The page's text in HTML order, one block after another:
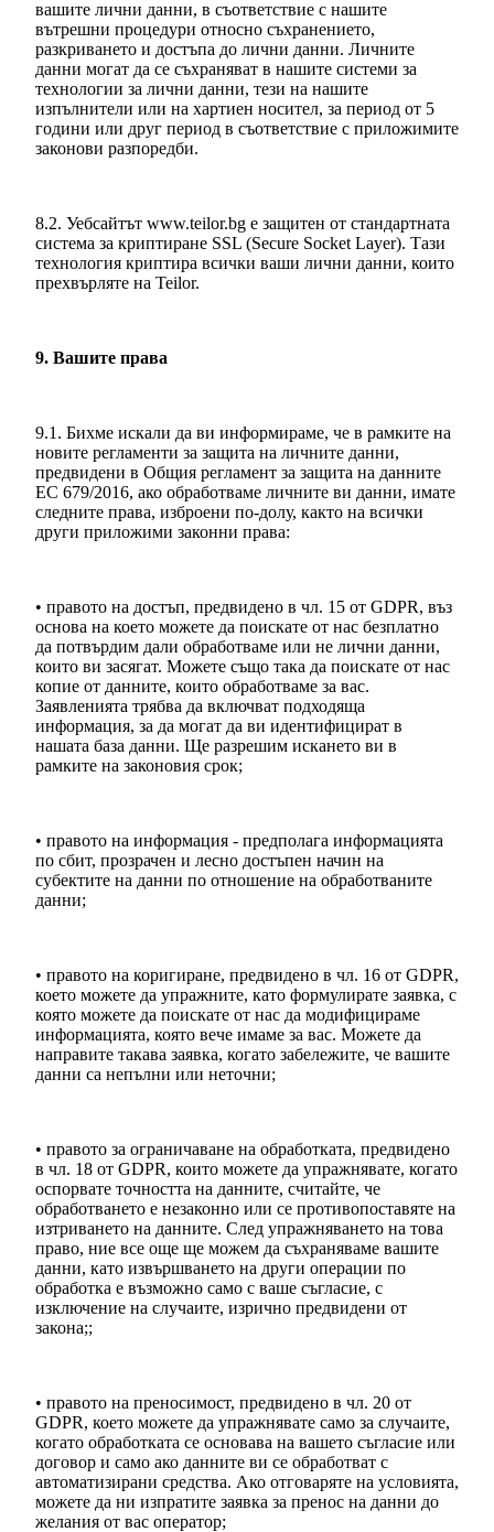
вашите лични данни, в съответствие с нашите
вътрешни процедури относно съхранението,
разкриването и достъпа до лични данни. Личните
данни могат да се съхраняват в нашите системи за
технологии за лични данни, тези на нашите
изпълнители или на хартиен носител, за период от 5
години или друг период в съответствие с приложимите
законови разпоредби.
8.2. Уебсайтът www.teilor.bg е защитен от стандартната
система за криптиране SSL (Secure Socket Layer). Тази
технология криптира всички ваши лични данни, които
прехвърляте на Teilor.
9. Вашите права
9.1. Бихме искали да ви информираме, че в рамките на
новите регламенти за защита на личните данни,
предвидени в Общия регламент за защита на данните
ЕС 679/2016, ако обработваме личните ви данни, имате
следните права, изброени по-долу, както на всички
други приложими законни права:
• правото на достъп, предвидено в чл. 15 от GDPR, въз
основа на което можете да поискате от нас безплатно
да потвърдим дали обработваме или не лични данни,
които ви засягат. Можете също така да поискате от нас
копие от данните, които обработваме за вас.
Заявленията трябва да включват подходяща
информация, за да могат да ви идентифицират в
нашата база данни. Ще разрешим искането ви в
рамките на законовия срок;
• правото на информация - предполага информацията
по сбит, прозрачен и лесно достъпен начин на
субектите на данни по отношение на обработваните
данни;
• правото на коригиране, предвидено в чл. 16 от GDPR,
което можете да упражните, като формулирате заявка, с
която можете да поискате от нас да модифицираме
информацията, която вече имаме за вас. Можете да
направите такава заявка, когато забележите, че вашите
данни са непълни или неточни;
• правото за ограничаване на обработката, предвидено
в чл. 18 от GDPR, които можете да упражнявате, когато
оспорвате точността на данните, считайте, че
обработването е незаконно или се противопоставяте на
изтриването на данните. След упражняването на това
право, ние все още ще можем да съхраняваме вашите
данни, като извършването на други операции по
обработка е възможно само с ваше съгласие, с
изключение на случаите, изрично предвидени от
закона;;
• правото на преносимост, предвидено в чл. 20 от
GDPR, което можете да упражнявате само за случаите,
когато обработката се основава на вашето съгласие или
договор и само ако данните ви се обработват с
автоматизирани средства. Ако отговаряте на условията,
можете да ни изпратите заявка за пренос на данни до
желания от вас оператор;